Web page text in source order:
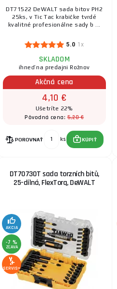
9.
DT71522 DeWALT sada bitov PH2
25ks, v Tic Tac krabičke tvrdé
kvalitné profesionálne sady b ...
5.0 1x
SKLADOM
ihneď na predajni Rožnov
Akčná cena
4,10 €
Ušetríte 22%
Pôvodná cena:5,20 €
POROVNAŤ ks KÚPIŤ
DT70730T sada torzních bitů,
25-dílná, FlexTorq, DeWALT
AKCIA
-7 %
ZĽAVA
SERVIS+